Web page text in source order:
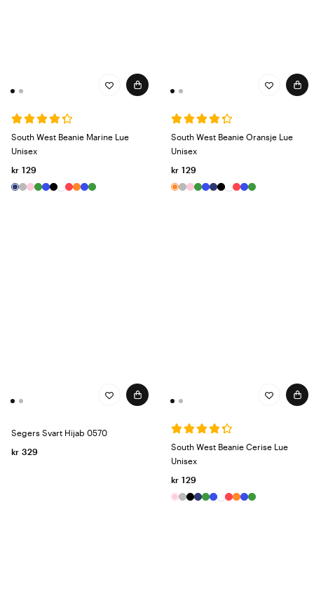
South West Beanie Marine Lue
Unisex
kr 129
South West Beanie Oransje Lue
Unisex
kr 129
Segers Svart Hijab 0570
kr 329
South West Beanie Cerise Lue
Unisex
kr 129